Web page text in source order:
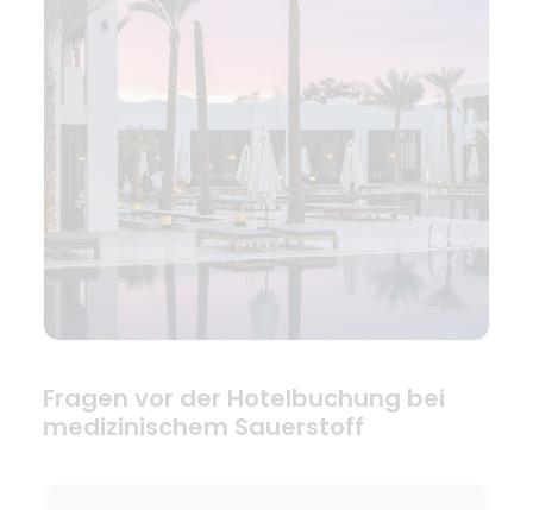
Fragen vor der Hotelbuchung bei
medizinischem Sauerstoff